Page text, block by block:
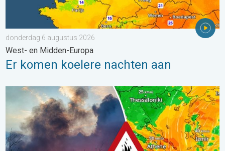
donderdag 6 augustus 2026
West- en Midden-Europa
Er komen koelere nachten aan
Ook in Zuidoost-Europa woeden bosbranden. Hitte en veel